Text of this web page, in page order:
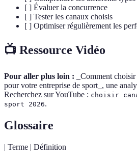
[ ] Évaluer la concurrence
[ ] Tester les canaux choisis
[ ] Optimiser régulièrement les
📺 Ressource Vidéo
Pour aller plus loin : _Comment
pour votre entreprise de sport_, une
Recherchez sur YouTube : choisir
sport 2026.
Glossaire
| Terme | Définition